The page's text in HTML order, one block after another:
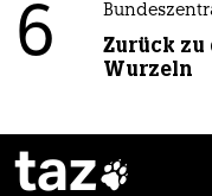
6
Zurück
Wurzeln
taz